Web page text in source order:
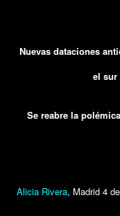
Nuevas dataciones
el sur
Se reabre la
Alicia Rivera, Madrid 4